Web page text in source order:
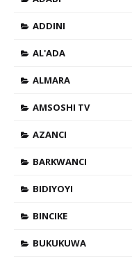
ADDINI
AL'ADA
ALMARA
AMSOSHI TV
AZANCI
BARKWANCI
BIDIYOYI
BINCIKE
BUKUKUWA